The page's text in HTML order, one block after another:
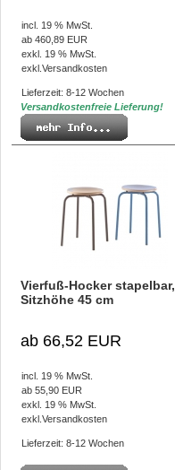
incl. 19 % MwSt.
ab 460,89 EUR
exkl. 19 % MwSt.
exkl. Versandkosten
Lieferzeit: 8-12 Wochen
Versandkostenfreie Lieferung!
Vierfuß-Hocker stapelbar,
Sitzhöhe 45 cm
ab 66,52 EUR
incl. 19 % MwSt.
ab 55,90 EUR
exkl. 19 % MwSt.
exkl. Versandkosten
Lieferzeit: 8-12 Wochen